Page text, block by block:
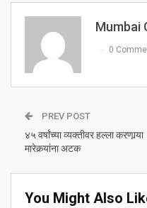
Mumbai
0
PREV POST
४५ वर्षांच्या व्यक्तीवर हल्ला करणार्‍या
मारेकर्‍यांना अटक
You Might Also